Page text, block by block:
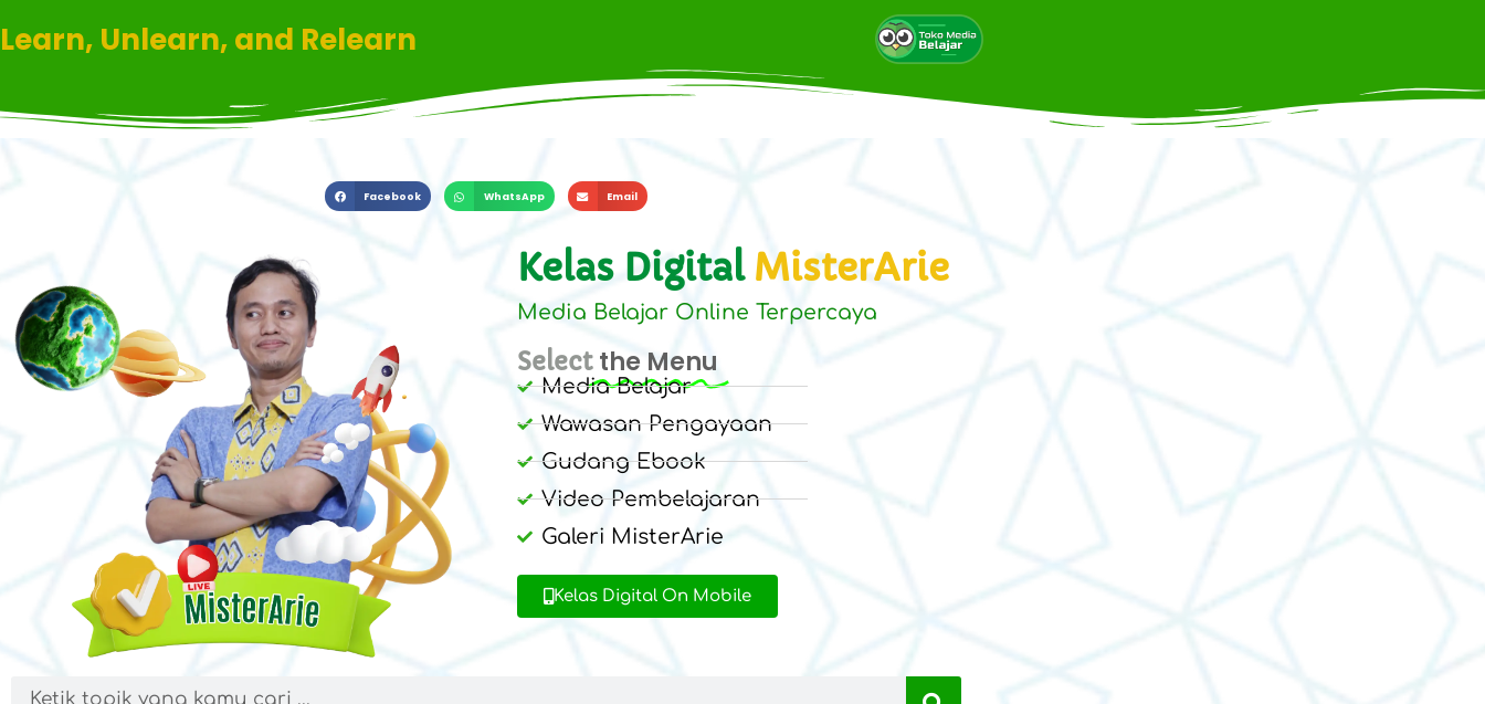
Learn, Unlearn, and Relearn
Facebook WhatsApp Email
Kelas Digital MisterArie
Media Belajar Online Terpercaya
Select the Menu
Media Belajar
Wawasan Pengayaan
Gudang Ebook
Video Pembelajaran
Galeri MisterArie
Kelas Digital On Mobile
Search